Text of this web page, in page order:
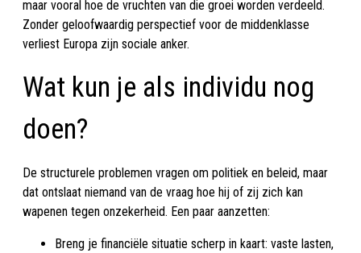
maar vooral hoe de vruchten van die groei worden verdeeld.
Zonder geloofwaardig perspectief voor de middenklasse
verliest Europa zijn sociale anker.
Wat kun je als individu nog
doen?
De structurele problemen vragen om politiek en beleid, maar
dat ontslaat niemand van de vraag hoe hij of zij zich kan
wapenen tegen onzekerheid. Een paar aanzetten:
Breng je financiële situatie scherp in kaart: vaste lasten,